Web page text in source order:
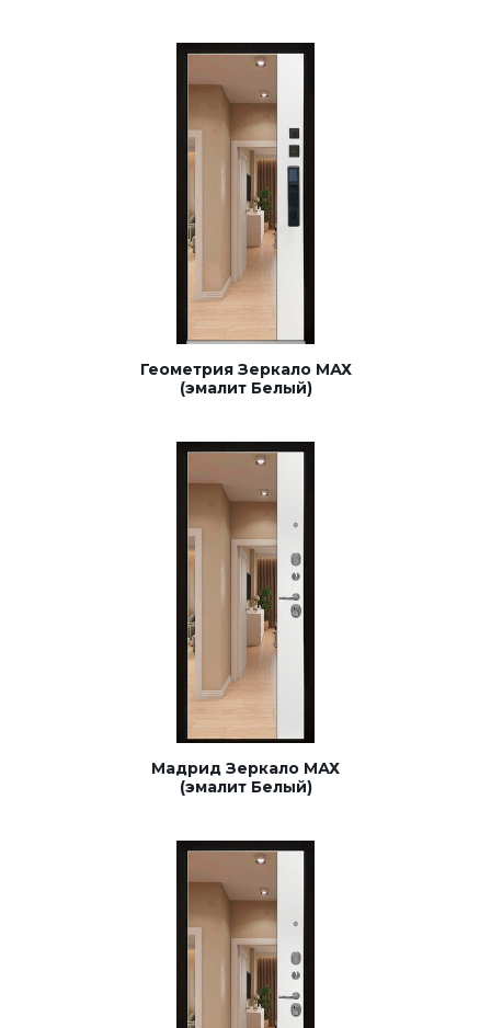
Геометрия Зеркало МАХ
(эмалит Белый)
Мадрид Зеркало МАХ
(эмалит Белый)